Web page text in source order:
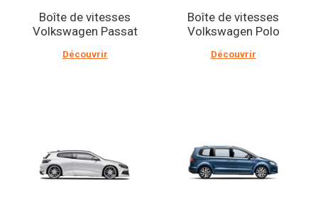
Boîte de vitesses
Volkswagen Passat
Découvrir
Boîte de vitesses
Volkswagen Polo
Découvrir